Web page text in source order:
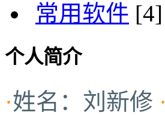
常用软件 [4]
个人简介
·姓名：刘新修 ·